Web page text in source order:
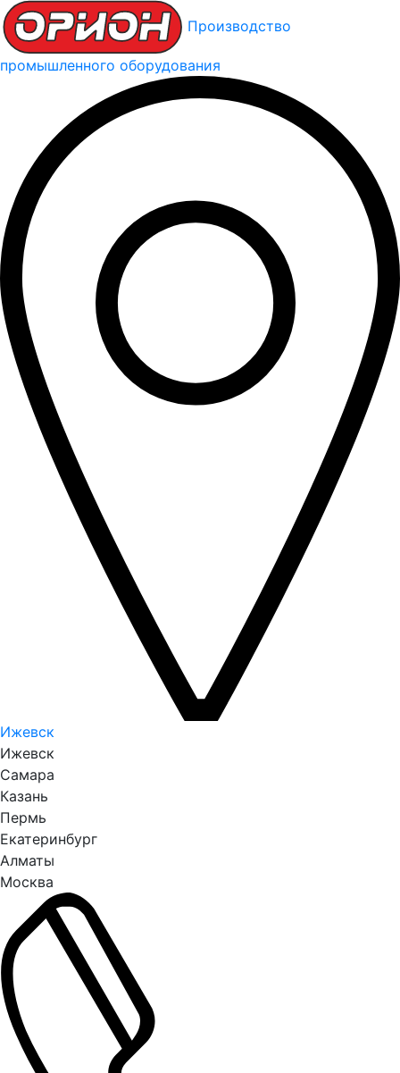
Производство
промышленного оборудования
Ижевск
Ижевск
Самара
Казань
Пермь
Екатеринбург
Алматы
Москва